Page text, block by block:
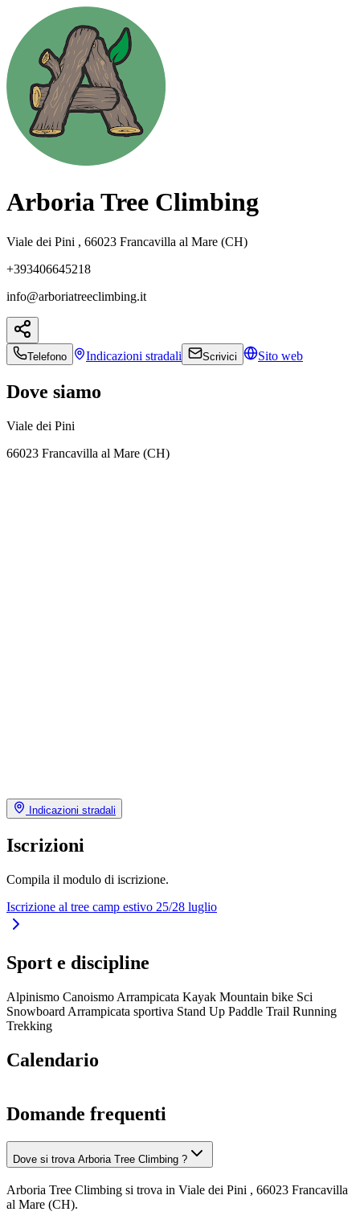
Arboria Tree Climbing
Viale dei Pini , 66023 Francavilla al Mare (CH)
+393406645218
info@arboriatreeclimbing.it
Telefono Indicazioni stradali Scrivici Sito web
Dove siamo
Viale dei Pini
66023 Francavilla al Mare (CH)
Indicazioni stradali
Iscrizioni
Compila il modulo di iscrizione.
Iscrizione al tree camp estivo 25/28 luglio
Sport e discipline
Alpinismo Canoismo Arrampicata Kayak Mountain bike Sci
Snowboard Arrampicata sportiva Stand Up Paddle Trail Running
Trekking
Calendario
Domande frequenti
Dove si trova Arboria Tree Climbing ?
Arboria Tree Climbing si trova in Viale dei Pini , 66023 Francavilla
al Mare (CH).